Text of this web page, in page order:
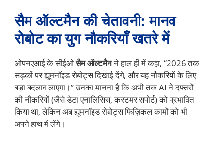
सैम ऑल्टमैन की चेतावनी: मानव
रोबोट का युगनौकरियाँ खतरे में
ओपनएआई के सीईओसैम ऑल्टमैनने हाल ही में कहा, “2026 तक
सड़कों पर ह्यूमनॉइड रोबोट्स दिखाई देंगे, और यह नौकरियों के लिए
बड़ा बदलाव लाएगा।” उनका मानना है कि अभी तक AI ने दफ्तरों
की नौकरियों (जैसे डेटा एनालिसिस, कस्टमर सपोर्ट) को प्रभावित
किया था, लेकिन अब ह्यूमनॉइड रोबोट्स फिज़िकल कामों को भी
अपने हाथ में लेंगे।